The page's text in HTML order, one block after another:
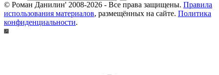
© Роман Данилин' 2008-2026 - Все права защищены. Правила
использования материалов, размещённых на сайте. Политика
конфиденциальности.